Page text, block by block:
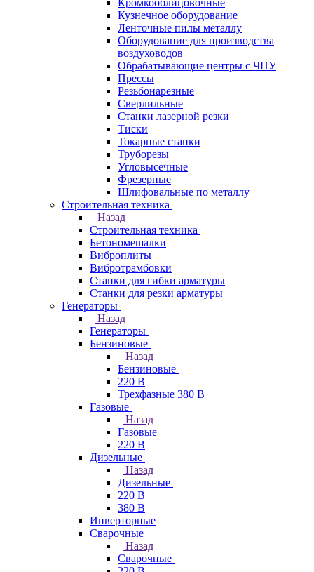
Кромкооблицовочные
Кузнечное оборудование
Ленточные пилы металлу
Оборудование для производства
воздуховодов
Обрабатывающие центры с ЧПУ
Прессы
Резьбонарезные
Сверлильные
Станки лазерной резки
Тиски
Токарные станки
Труборезы
Угловысечные
Фрезерные
Шлифовальные по металлу
Строительная техника
Назад
Строительная техника
Бетономешалки
Виброплиты
Вибротрамбовки
Станки для гибки арматуры
Станки для резки арматуры
Генераторы
Назад
Генераторы
Бензиновые
Назад
Бензиновые
220 В
Трехфазные 380 В
Газовые
Назад
Газовые
220 В
Дизельные
Назад
Дизельные
220 В
380 В
Инверторные
Сварочные
Назад
Сварочные